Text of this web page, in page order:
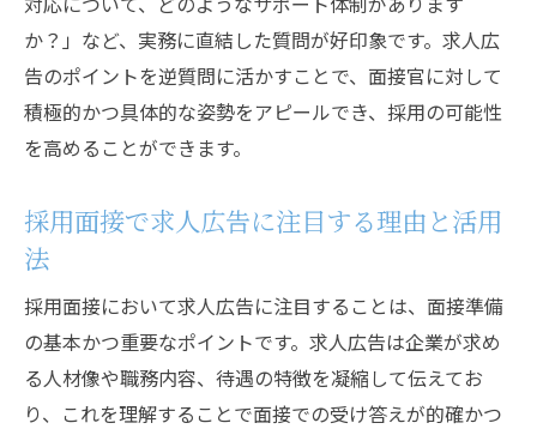
か？」など、実務に直結した質問が好印象です。求人広
告のポイントを逆質問に活かすことで、面接官に対して
積極的かつ具体的な姿勢をアピールでき、採用の可能性
を高めることができます。
採用面接で求人広告に注目する理由と活用
法
採用面接において求人広告に注目することは、面接準備
の基本かつ重要なポイントです。求人広告は企業が求め
る人材像や職務内容、待遇の特徴を凝縮して伝えてお
り、これを理解することで面接での受け答えが的確かつ